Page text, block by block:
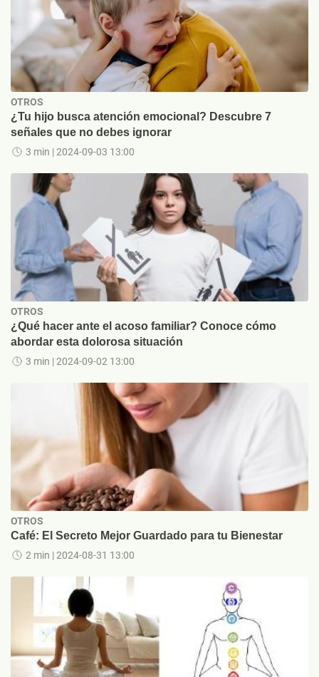
OTROS
¿Tu hijo busca atención emocional? Descubre 7
señales que no debes ignorar
3 min | 2024-09-03 13:00
OTROS
¿Qué hacer ante el acoso familiar? Conoce cómo
abordar esta dolorosa situación
3 min | 2024-09-02 13:00
OTROS
Café: El Secreto Mejor Guardado para tu Bienestar
2 min | 2024-08-31 13:00